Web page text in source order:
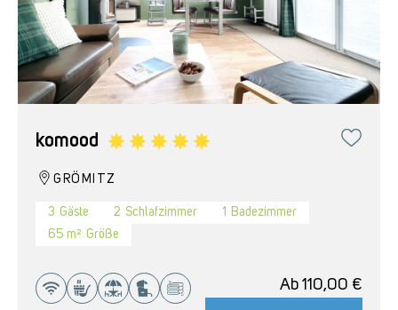
komood
GRÖMITZ
3 Gäste 2 Schlafzimmer 1
Badezimmer
65 m² Größe
Ab 110,00 €